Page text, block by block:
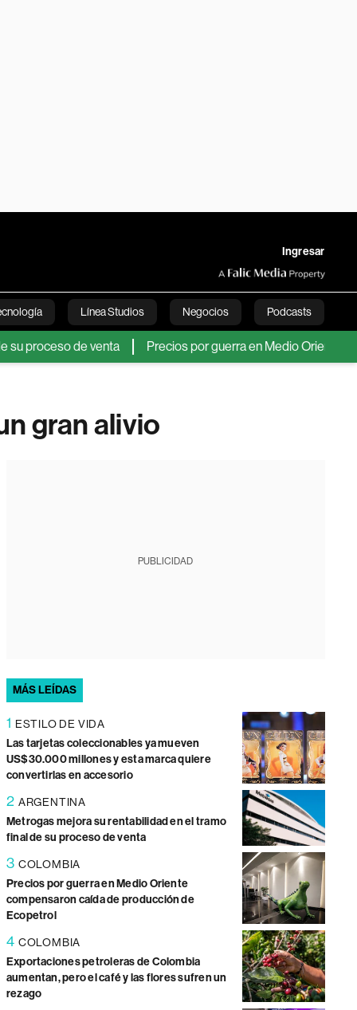
Ingresar
Línea Studios Negocios Podcasts
English
de venta Precios por guerra en Medio Oriente
gran alivio
PUBLICIDAD
MÁS LEÍDAS
1 ESTILO DE VIDA
Las tarjetas coleccionables ya mueven
US$30.000 millones y esta marca quiere
convertirlas en accesorio
2 ARGENTINA
Metrogas mejora su rentabilidad en el tramo
final de su proceso de venta
3 COLOMBIA
Precios por guerra en Medio Oriente
compensaron caída de producción de
Ecopetrol
4 COLOMBIA
Exportaciones petroleras de Colombia
aumentan, pero el café y las flores sufren un
rezago